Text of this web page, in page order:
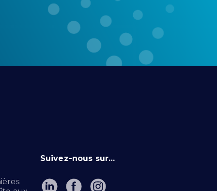
Suivez-nous sur…